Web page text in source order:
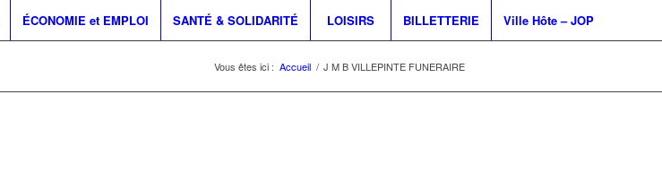
ÉCONOMIE et EMPLOI SANTÉ & SOLIDARITÉ LOISIRS BILLETTERIE Ville Hôte – JOP
Vous êtes ici : Accueil / J M B VILLEPINTE FUNERAIRE